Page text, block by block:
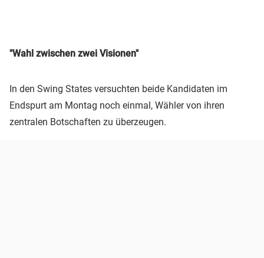
"Wahl zwischen zwei Visionen"
In den Swing States versuchten beide Kandidaten im
Endspurt am Montag noch einmal, Wähler von ihren
zentralen Botschaften zu überzeugen.